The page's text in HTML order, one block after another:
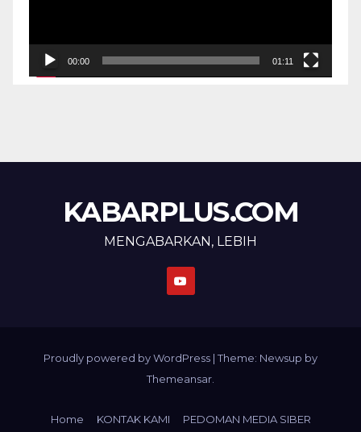
00:00 01:11
KABARPLUS.COM
MENGABARKAN, LEBIH
Proudly powered by WordPress |Theme: Newsup by
Themeansar
Home KONTAK KAMI PEDOMAN MEDIA SIBER